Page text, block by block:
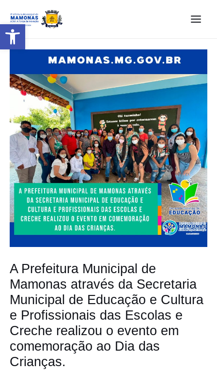
Barra de Ferramentas Aberta
A Prefeitura Municipal de
Mamonas através da Secretaria
Municipal de Educação e Cultura
e Profissionais das Escolas e
Creche realizou o evento em
comemoração ao Dia das
Crianças.